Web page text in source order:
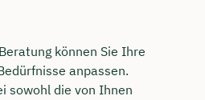
können Sie Ihre
anpassen.
sowohl die von Ihnen